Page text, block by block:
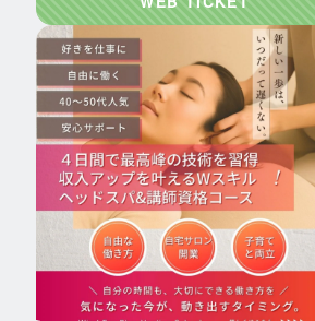
https://ticket.tsuku2.jp/events-
・
●〇ウインドイーラヘッドス
【疲労と脳の関係】なぜ今、
仕事や日々の生活で受けたス
寝つきが悪い。ちゃんと寝
れていないから。
脳の疲れをそのまま放って
り、あちらこちらの体の不調
しまいます。このことから、
＋免疫力＆自然治癒力アップ
・
〜ウインドイーラヘッドスパ
Wind Era／ウインドイーラ